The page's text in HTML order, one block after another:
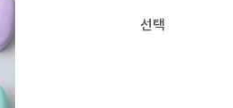
선택